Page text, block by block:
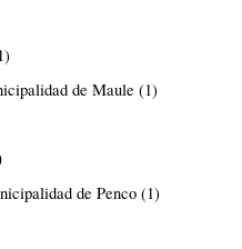
de Maule (1)
de Penco (1)